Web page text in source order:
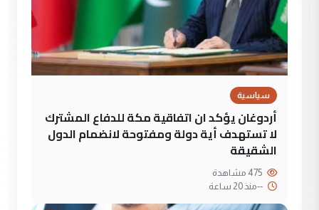
سياسية
أردوغان يؤكد ان اتفاقية مكة للدفاع المشترك
لا تستهدف أية دولة ومفتوحة لانضمام الدول
الشقيقة
--منذ 20 ساعة